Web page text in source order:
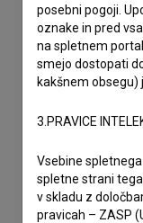
posebni pogoji.
oznake in pred
na spletnem
smejo dostopati
kakšnem obsegu)
3.PRAVICE
Vsebine
spletne strani
v skladu z
pravicah – ZASP